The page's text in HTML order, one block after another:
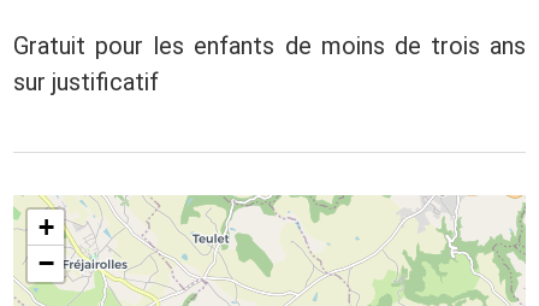
Gratuit pour les enfants de moins de trois ans
sur justificatif
+
−